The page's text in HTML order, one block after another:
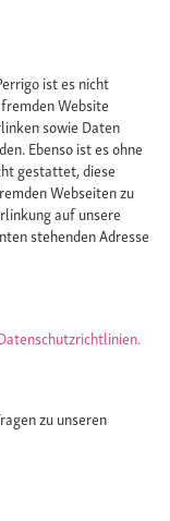
ist es nicht
Website
sowie Daten
Ebenso ist es ohne
gestattet, diese
Webseiten zu
auf unsere
stehenden Adresse
zu unseren